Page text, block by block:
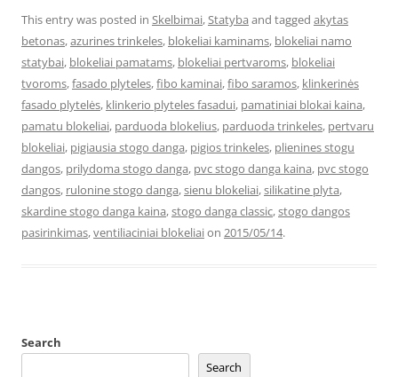
This entry was posted in Skelbimai,Statyba and tagged akytas
betonas,azurines trinkeles, blokeliai kaminams, blokeliai namo
statybai, blokeliai pamatams, blokeliai pertvaroms, blokeliai
tvoroms,fasado plyteles,fibo kaminai,fibo saramos, klinkerinės
fasado plytelės, klinkerio plyteles fasadui, pamatiniai blokai kaina,
pamatu blokeliai, parduoda blokelius, parduoda trinkeles, pertvaru
blokeliai, pigiausia stogo danga, pigios trinkeles, plienines stogu
dangos, prilydoma stogo danga, pvc stogo danga kaina, pvc stogo
dangos, rulonine stogo danga,sienu blokeliai,silikatine plyta,
skardine stogo danga kaina,stogo danga classic,stogo dangos
pasirinkimas,ventiliaciniai blokeliaion 2015/05/14.
Search
Search